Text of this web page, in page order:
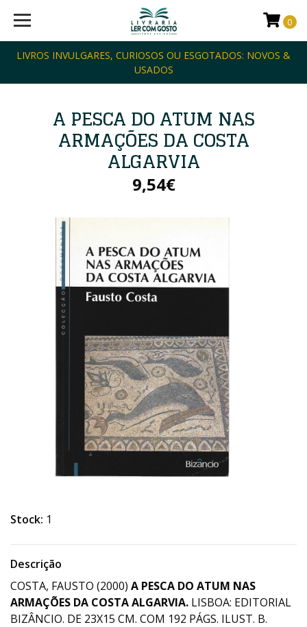
LIVROS INVULGARES, CURIOSOS OU ESGOTADOS: NOVOS &
USADOS
0
A PESCA DO ATUM NAS
ARMAÇÕES DA COSTA
ALGARVIA
9,54€
Stock: 1
Descrição
COSTA, FAUSTO (2000) A PESCA DO ATUM NAS
ARMAÇÕES DA COSTA ALGARVIA. LISBOA: EDITORIAL
BIZÂNCIO. DE 23X15 CM. COM 192 PÁGS. ILUST. B.